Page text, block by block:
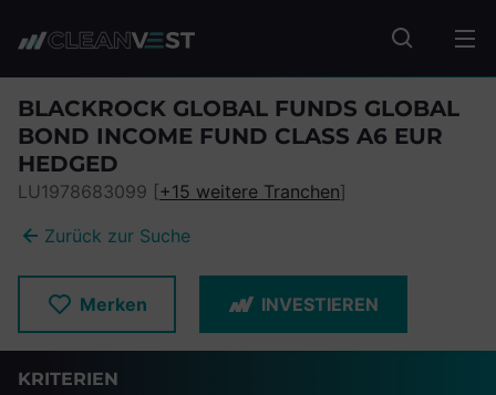
Fonds
BLACKROCK GLOBAL FUNDS GLOBAL
BOND INCOME FUND CLASS A6 EUR
HEDGED
LU1978683099 [+15 weitere Tranchen]
Zurück zur Suche
Merken INVESTIEREN
KRITERIEN